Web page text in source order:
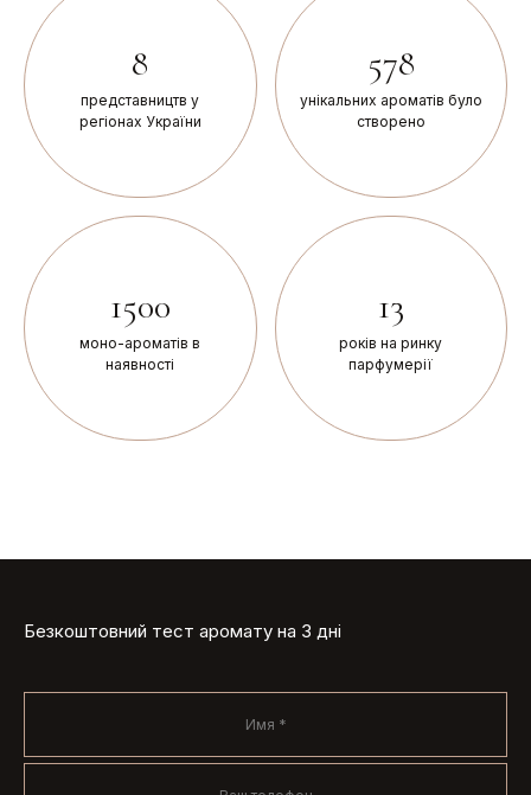
8
представництв у
регіонах України
578
унікальних ароматів було
створено
1500
моно-ароматів в
наявності
13
років на ринку
парфумерії
Безкоштовний тест аромату на 3 дні